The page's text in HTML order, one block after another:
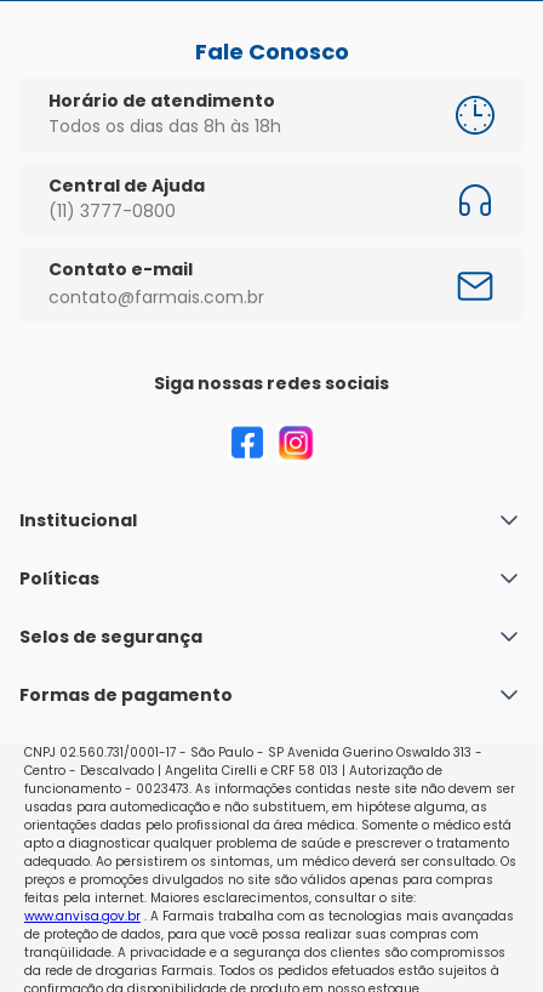
Fale Conosco
Horário de atendimento
Todos os dias das 8h às 18h
Central de Ajuda
(11) 3777-0800
Contato e-mail
contato@farmais.com.br
Siga nossas redes sociais
Institucional
Quem Somos
Nossas lojas
Políticas
Política de Envio
Políticas de Trocas e Devoluções
Selos de segurança
Formas de pagamento
CNPJ 02.560.731/0001-17 - São Paulo - SP Avenida Guerino Oswaldo 313 -
Centro - Descalvado | Angelita Cirelli e CRF 58 013 | Autorização de
funcionamento - 0023473. As informações contidas neste site não devem ser
usadas para automedicação e não substituem, em hipótese alguma, as
orientações dadas pelo profissional da área médica. Somente o médico está
apto a diagnosticar qualquer problema de saúde e prescrever o tratamento
adequado. Ao persistirem os sintomas, um médico deverá ser consultado. Os
preços e promoções divulgados no site são válidos apenas para compras
feitas pela internet. Maiores esclarecimentos, consultar o site:
www.anvisa.gov.br. A Farmais trabalha com as tecnologias mais avançadas
de proteção de dados, para que você possa realizar suas compras com
tranqüilidade. A privacidade e a segurança dos clientes são compromissos
da rede de drogarias Farmais. Todos os pedidos efetuados estão sujeitos à